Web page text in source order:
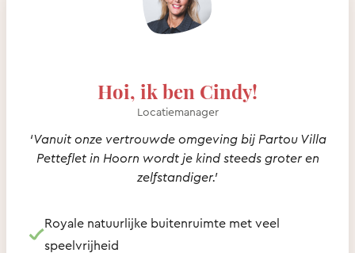
Hoi, ik ben Cindy!
Locatiemanager
‘Vanuit onze vertrouwde omgeving bij Partou Villa
Petteflet in Hoorn wordt je kind steeds groter en
zelfstandiger.’
Royale natuurlijke buitenruimte met veel
speelvrijheid